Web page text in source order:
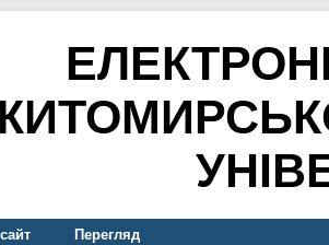
Перегляд